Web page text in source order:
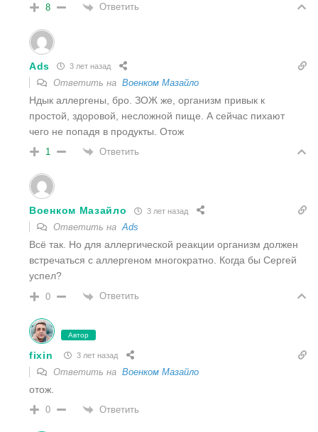
8 Ответить
Ads 3 лет назад
Ответить на Военком Мазайло
Ндык аллергены, бро. ЗОЖ же, организм привык к
простой, здоровой, несложной пище. А сейчас пихают
чего не попадя в продукты. Отож
1 Ответить
Военком Мазайло 3 лет назад
Ответить наAds
Всё так. Но для аллергической реакции организм должен
встречаться с аллергеном многократно. Когда бы Сергей
успел?
0 Ответить
Автор
fixin 3 лет назад
Ответить на Военком Мазайло
отож.
0 Ответить